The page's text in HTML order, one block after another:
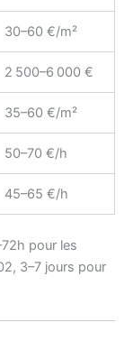
30–60 €/m²
2 500–6 000 €
35–60 €/m²
50–70 €/h
45–65 €/h
pour les
3–7 jours pour